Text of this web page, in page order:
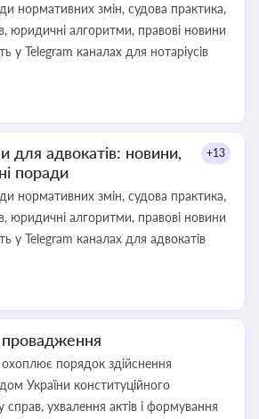
нормативних змін, судова практика,
юридичні алгоритми, правові новини
у Telegram каналах для нотаріусів
для адвокатів: новини,
поради
+13
нормативних змін, судова практика,
юридичні алгоритми, правові новини
у Telegram каналах для адвокатів
провадження
порядок здійснення
України конституційного
ухвалення актів і формування